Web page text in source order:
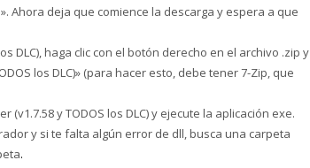
Ahora deja que comience la descarga y espera a que
DLC), haga clic con el botón derecho en el archivo .zip y
los DLC)» (para hacer esto, debe tener 7-Zip, que
y TODOS los DLC) y ejecute la aplicación exe.
y si te falta algún error de dll, busca una carpeta
.